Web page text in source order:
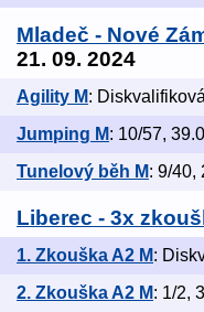
Mladeč - Nové
21. 09. 2024
Agility M:
Jumping M: 10/57,
Tunelový běh M: 9/40,
Liberec - 3x
1. Zkouška A2 M:
2. Zkouška A2 M: 1/2,